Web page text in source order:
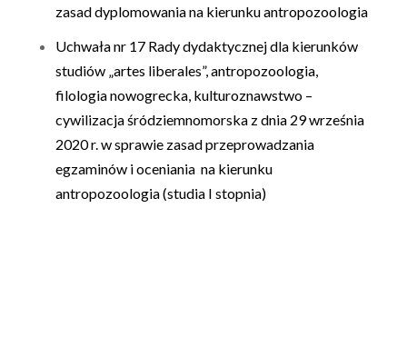
zasad dyplomowania na kierunku antropozoologia
Uchwała nr 17 Rady dydaktycznej dla kierunków
studiów „artes liberales”, antropozoologia,
filologia nowogrecka, kulturoznawstwo –
cywilizacja śródziemnomorska z dnia 29 września
2020 r. w sprawie zasad przeprowadzania
egzaminów i oceniania na kierunku
antropozoologia (studia I stopnia)